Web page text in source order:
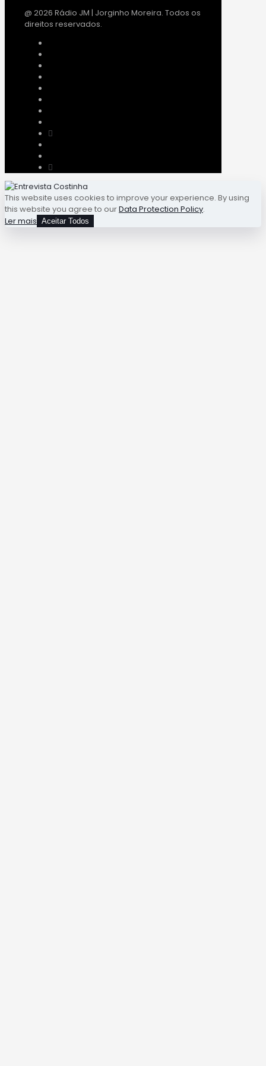
@ 2026 Rádio JM | Jorginho Moreira. Todos os
direitos reservados.
This website uses cookies to improve your experience. By using
this website you agree to ourData Protection Policy.
Ler mais Aceitar Todos